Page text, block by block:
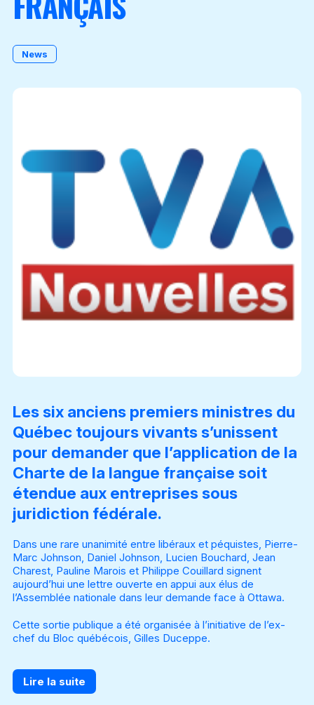
Become a Member
News
Les six anciens premiers ministres du
Québec toujours vivants s’unissent
pour demander que l’application de la
Charte de la langue française soit
étendue aux entreprises sous
juridiction fédérale.
Dans une rare unanimité entre libéraux et péquistes, Pierre-
Marc Johnson, Daniel Johnson, Lucien Bouchard, Jean
Charest, Pauline Marois et Philippe Couillard signent
aujourd’hui une lettre ouverte en appui aux élus de
l’Assemblée nationale dans leur demande face à Ottawa.
Cette sortie publique a été organisée à l’initiative de l’ex-
chef du Bloc québécois, Gilles Duceppe.
Lire la suite